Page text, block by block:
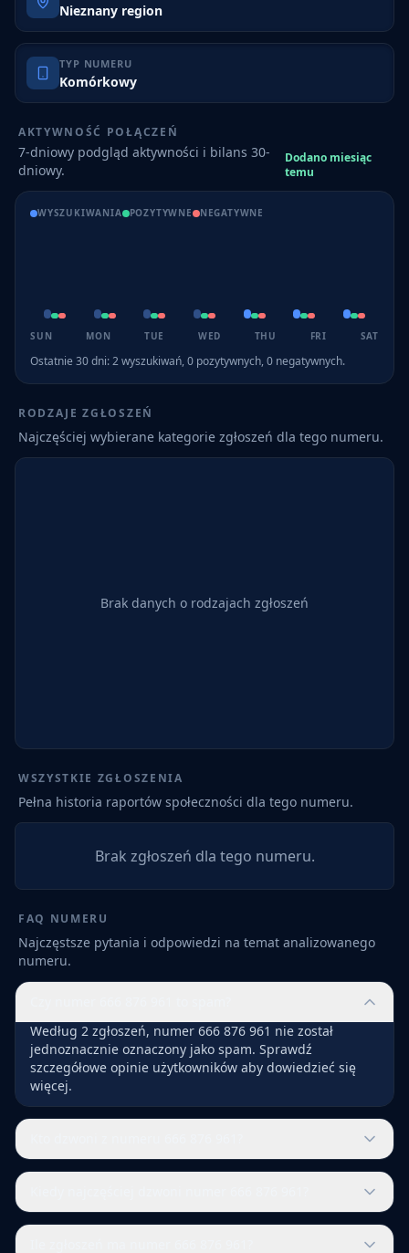
Nieznany region
TYP NUMERU
Komórkowy
AKTYWNOŚĆ POŁĄCZEŃ
7-dniowy podgląd aktywności i bilans 30-
dniowy.
Dodano miesiąc
temu
WYSZUKIWANIA POZYTYWNE NEGATYWNE
SUN MON TUE WED THU FRI SAT
Ostatnie 30 dni:2wyszukiwań,0 pozytywnych,0 negatywnych.
RODZAJE ZGŁOSZEŃ
Najczęściej wybierane kategorie zgłoszeń dla tego numeru.
Brak danych o rodzajach zgłoszeń
WSZYSTKIE ZGŁOSZENIA
Pełna historia raportów społeczności dla tego numeru.
Brak zgłoszeń dla tego numeru.
FAQ NUMERU
Najczęstsze pytania i odpowiedzi na temat analizowanego
numeru.
Według 2 zgłoszeń, numer 666 876 961 nie został
jednoznacznie oznaczony jako spam. Sprawdź
szczegółowe opinie użytkowników aby dowiedzieć się
więcej.